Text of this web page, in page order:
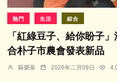
熱門 生活 綜合
「紅綠豆子、給你盼子
合朴子市農會發表新品
蘇榮泉 2026年二月09日